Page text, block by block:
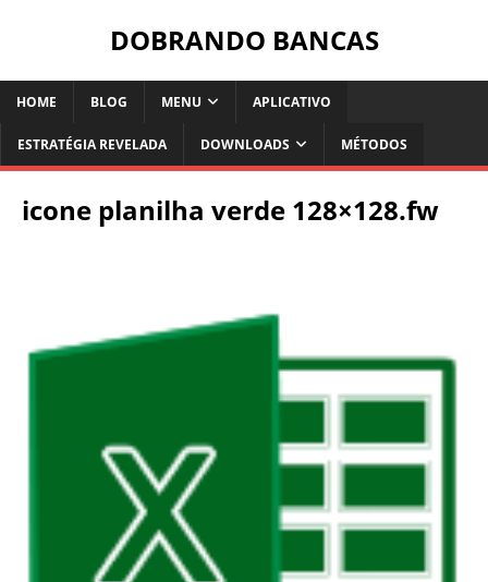
DOBRANDO BANCAS
HOME BLOG MENU APLICATIVO
ESTRATÉGIA REVELADA DOWNLOADS MÉTODOS
icone planilha verde 128×128.fw